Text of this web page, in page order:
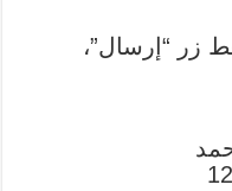
زر “إرسال”،